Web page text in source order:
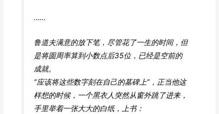
……
鲁道夫满意的放下笔，尽管花了一生的时间，但
是将圆周率算到小数点后35位，已经是空前的
成就。
“应该将这些数字刻在自己的墓碑上”，正当他这
样想的时候，一个黑衣人突然从窗外跳了进来，
手里举着一张大大的白纸，上书：